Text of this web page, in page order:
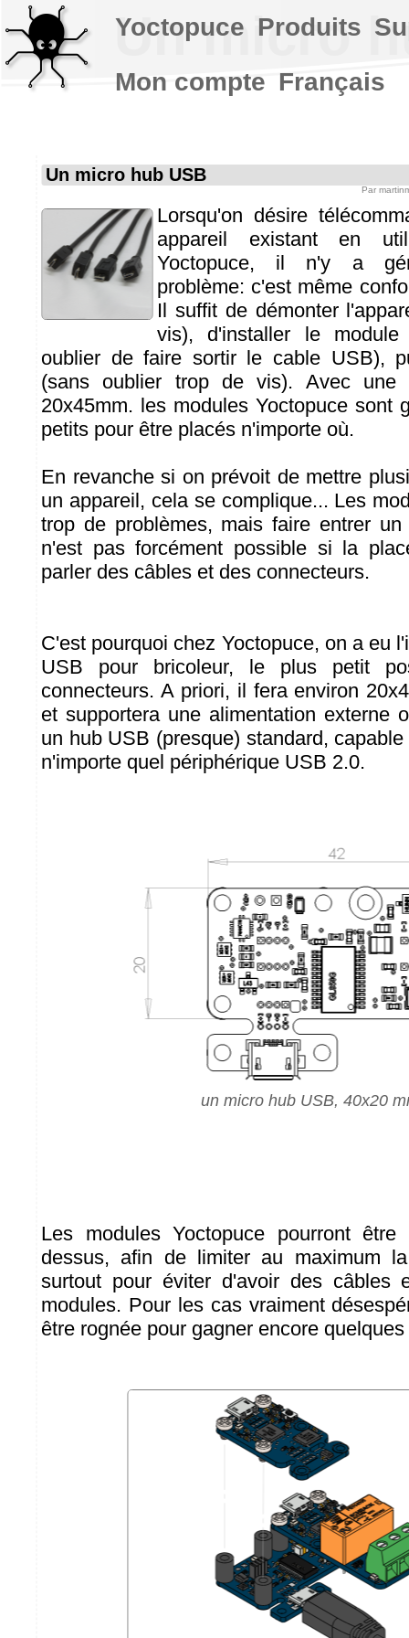
Un micro
Un micro hub USB
Par
Lorsqu'on désire
appareil existant en
Yoctopuce, il n'y a
problème: c'est même
Il suffit de démonter
vis), d'installer le
oublier de faire sortir le cable USB),
(sans oublier trop de vis). Avec une
20x45mm. les modules Yoctopuce sont
petits pour être placés n'importe où.
En revanche si on prévoit de mettre
un appareil, cela se complique... Les
trop de problèmes, mais faire entrer
n'est pas forcément possible si la
parler des câbles et des connecteurs.
C'est pourquoi chez Yoctopuce, on a eu
USB pour bricoleur, le plus petit
connecteurs. A priori, il fera environ
et supportera une alimentation externe
un hub USB (presque) standard,
n'importe quel périphérique USB 2.0.
un micro hub USB, 40x20
Les modules Yoctopuce pourront être
dessus, afin de limiter au maximum
surtout pour éviter d'avoir des câbles
modules. Pour les cas vraiment
être rognée pour gagner encore
Yoctopuce Produits
Mon compte Français